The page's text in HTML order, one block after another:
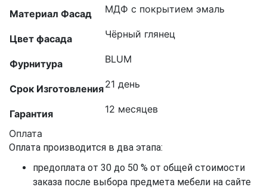
Материал Фасад МДФ с покрытием эмаль
Цвет фасада Чёрный глянец
Фурнитура BLUM
Срок Изготовления21 день
Гарантия 12 месяцев
Оплата
Оплата производится в два этапа:
предоплата от 30 до 50 % от общей стоимости
заказа после выбора предмета мебели на сайте